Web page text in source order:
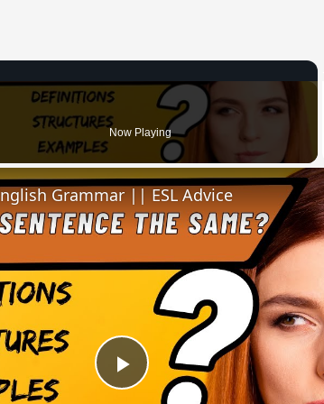
Now Playing
Play
Grammar || ESL Advice